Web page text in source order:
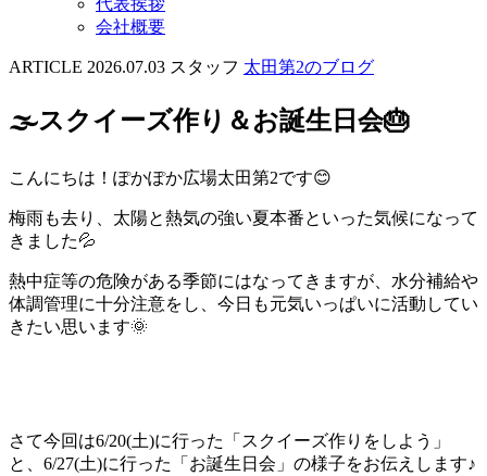
代表挨拶
会社概要
ARTICLE 2026.07.03 スタッフ 太田第2のブログ
🌫️スクイーズ作り＆お誕生日会🎂
こんにちは！ぽかぽか広場太田第2です😊
梅雨も去り、太陽と熱気の強い夏本番といった気候になって
きました💦
熱中症等の危険がある季節にはなってきますが、水分補給や
体調管理に十分注意をし、今日も元気いっぱいに活動してい
きたい思います🌞
さて今回は6/20(土)に行った「スクイーズ作りをしよう」
と、6/27(土)に行った「お誕生日会」の様子をお伝えします♪